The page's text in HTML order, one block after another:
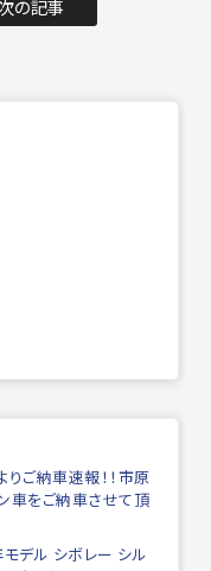
の記事
ご納車速報！！市原
車をご納車させて頂
デル シボレー シル